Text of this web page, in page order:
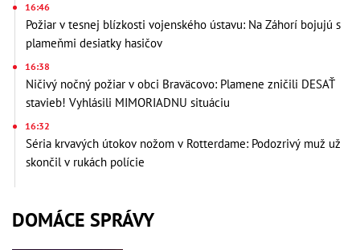
16:46
Požiar v tesnej blízkosti vojenského ústavu: Na Záhorí bojujú s
plameňmi desiatky hasičov
16:38
Ničivý nočný požiar v obci Braväcovo: Plamene zničili DESAŤ
stavieb! Vyhlásili MIMORIADNU situáciu
16:32
Séria krvavých útokov nožom v Rotterdame: Podozrivý muž už
skončil v rukách polície
DOMÁCE SPRÁVY